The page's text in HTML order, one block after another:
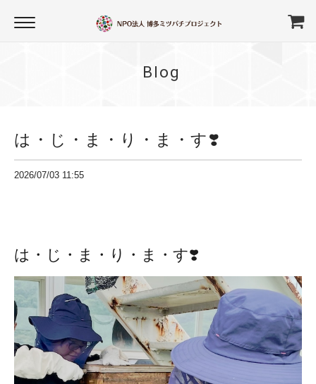
Blog
は・じ・ま・り・ま・す❣️
2026/07/03 11:55
は・じ・ま・り・ま・す❣️